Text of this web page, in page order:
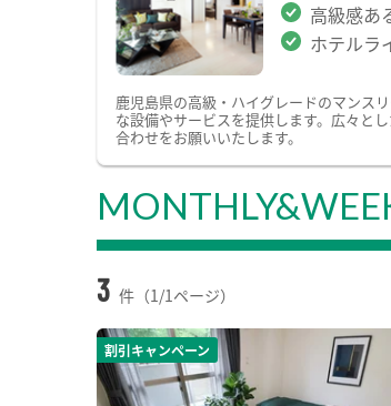
高級感あ
ホテルラ
鹿児島県の高級・ハイグレードのマンス
な設備やサービスを提供します。広々と
合わせをお願いいたします。
3 件（1/1ページ）
割引キャンペーン